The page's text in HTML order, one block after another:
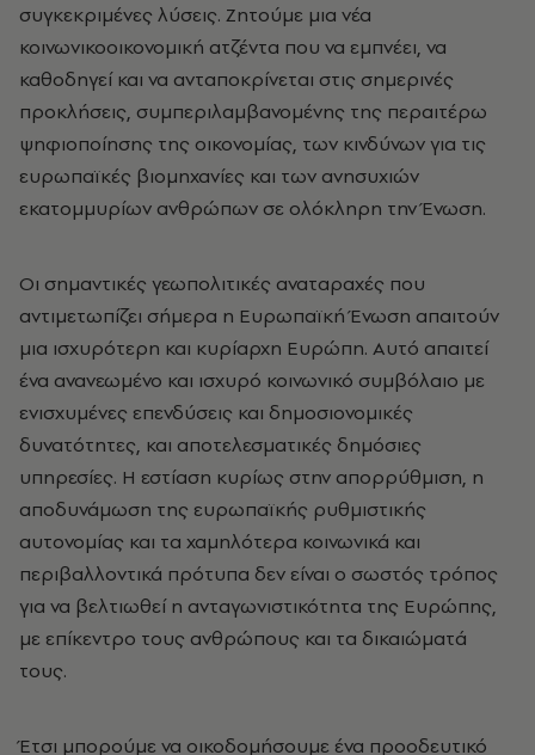
συγκεκριμένες λύσεις. Ζητούμε μια νέα
κοινωνικοοικονομική ατζέντα που να εμπνέει, να
καθοδηγεί και να ανταποκρίνεται στις σημερινές
προκλήσεις, συμπεριλαμβανομένης της περαιτέρω
ψηφιοποίησης της οικονομίας, των κινδύνων για τις
ευρωπαϊκές βιομηχανίες και των ανησυχιών
εκατομμυρίων ανθρώπων σε ολόκληρη την Ένωση.
Οι σημαντικές γεωπολιτικές αναταραχές που
αντιμετωπίζει σήμερα η Ευρωπαϊκή Ένωση απαιτούν
μια ισχυρότερη και κυρίαρχη Ευρώπη. Αυτό απαιτεί
ένα ανανεωμένο και ισχυρό κοινωνικό συμβόλαιο με
ενισχυμένες επενδύσεις και δημοσιονομικές
δυνατότητες, και αποτελεσματικές δημόσιες
υπηρεσίες. Η εστίαση κυρίως στην απορρύθμιση, η
αποδυνάμωση της ευρωπαϊκής ρυθμιστικής
αυτονομίας και τα χαμηλότερα κοινωνικά και
περιβαλλοντικά πρότυπα δεν είναι ο σωστός τρόπος
για να βελτιωθεί η ανταγωνιστικότητα της Ευρώπης,
με επίκεντρο τους ανθρώπους και τα δικαιώματά
τους.
Έτσι μπορούμε να οικοδομήσουμε ένα προοδευτικό